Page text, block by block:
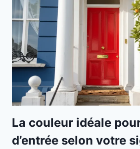
La couleur idéale
d’entrée selon votre